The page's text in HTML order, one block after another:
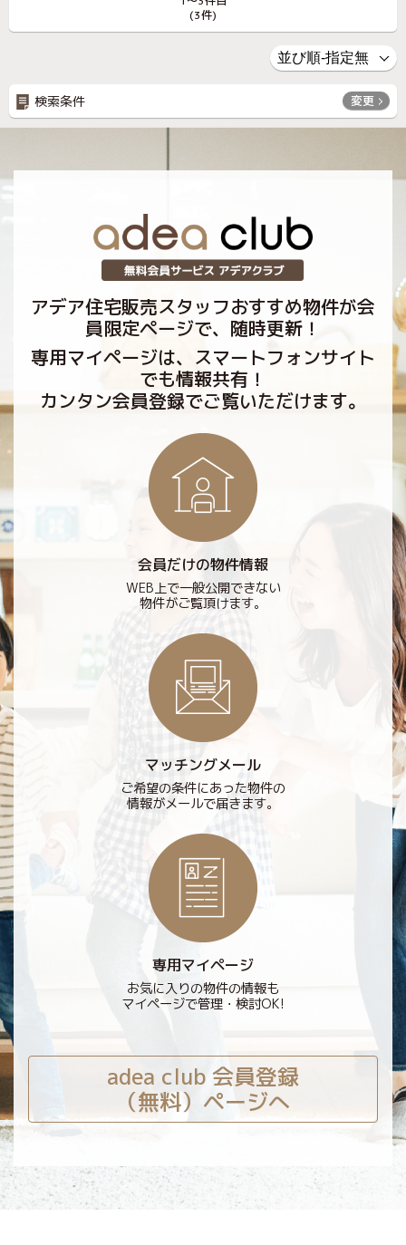
(3件)
検索条件 変更
アデア住宅販売スタッフおすすめ物件が会
員限定ページで、随時更新！
専用マイページは、スマートフォンサイト
でも情報共有！
カンタン会員登録でご覧いただけます。
会員だけの物件情報
WEB上で一般公開できない
物件がご覧頂けます。
マッチングメール
ご希望の条件にあった物件の
情報がメールで届きます。
専用マイページ
お気に入りの物件の情報も
マイページで管理・検討OK!
adea club 会員登録
（無料）ページへ